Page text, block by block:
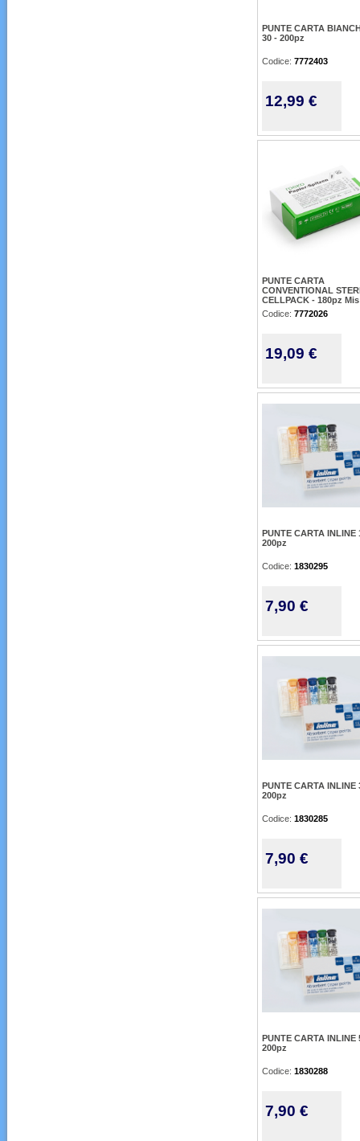
PUNTE CARTA
30 - 200pz
Codice: 7772403
12,99 €
PUNTE CARTA
CONVENTIONAL
CELLPACK - 180pz
Codice: 7772026
19,09 €
PUNTE CARTA INLINE
200pz
Codice: 1830295
7,90 €
PUNTE CARTA INLINE
200pz
Codice: 1830285
7,90 €
PUNTE CARTA INLINE
200pz
Codice: 1830288
7,90 €